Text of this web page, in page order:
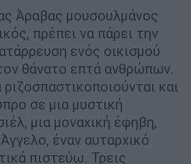
Άραβας μουσουλμάνος
πρέπει να πάρει την
ενός οικισμού
θάνατο επτά ανθρώπων.
ριζοσπαστικοποιούνται και
σε μια μυστική
μια μοναχική έφηβη,
έναν αυταρχικό
πιστεύω. Τρεις